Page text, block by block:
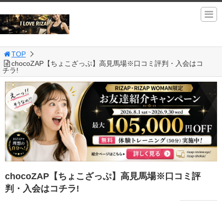
TOP
chocoZAP【ちょこざっぷ】高見馬場※口コミ評判・入会はコ
チラ!
chocoZAP【ちょこざっぷ】高見馬場※口コミ評
判・入会はコチラ!